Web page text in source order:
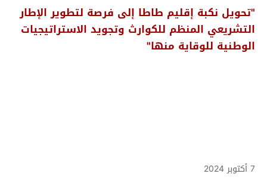
"تحويل نكبة إقليم طاطا إلى فرصة لتطوير الإطار
التشريعي المنظم للكوارث وتجويد الاستراتيجيات
الوطنية للوقاية منها"
7 أكتوبر 2024